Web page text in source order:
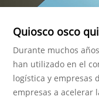
Quiosco osco
Durante muchos
han utilizado en el
logística y empresas
empresas a acelerar